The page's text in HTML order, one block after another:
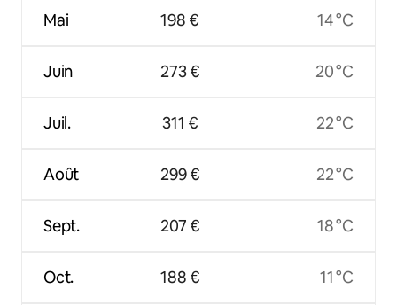
Mai
Juin
Juil.
Août
Sept.
Oct.
198 €
273 €
311 €
299 €
207 €
188 €
14 °C
20 °C
22 °C
22 °C
18 °C
11 °C